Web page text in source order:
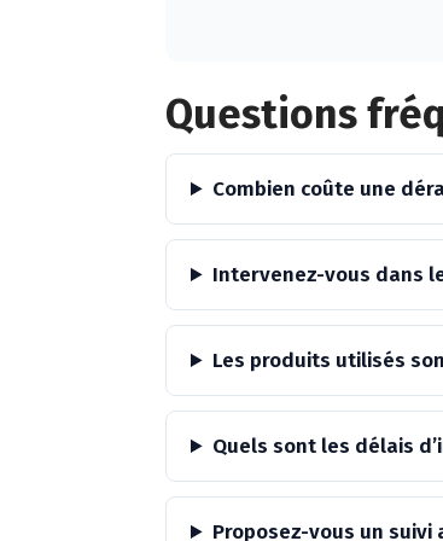
Questions
Combien coûte une
Intervenez-vous dans
Les produits utilisés
Quels sont les délais
Proposez-vous un suivi